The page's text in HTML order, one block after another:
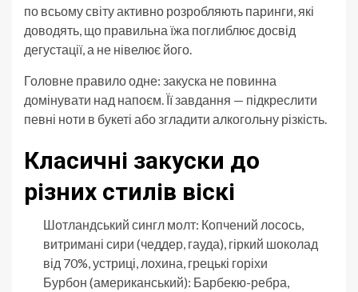
по всьому світу активно розробляють паринги, які
доводять, що правильна їжа поглиблює досвід
дегустації, а не нівелює його.
Головне правило одне: закуска не повинна
домінувати над напоєм. Її завдання — підкреслити
певні ноти в букеті або згладити алкогольну різкість.
Класичні закуски до
різних стилів віскі
Шотландський сингл молт: Копчений лосось,
витримані сири (чеддер, гауда), гіркий шоколад
від 70%, устриці, лохина, грецькі горіхи
Бурбон (американський): Барбекю-ребра,